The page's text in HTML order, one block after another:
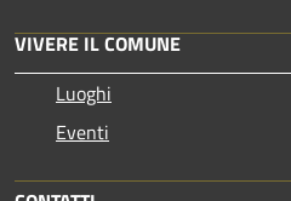
VIVERE IL COMUNE
Luoghi
Eventi